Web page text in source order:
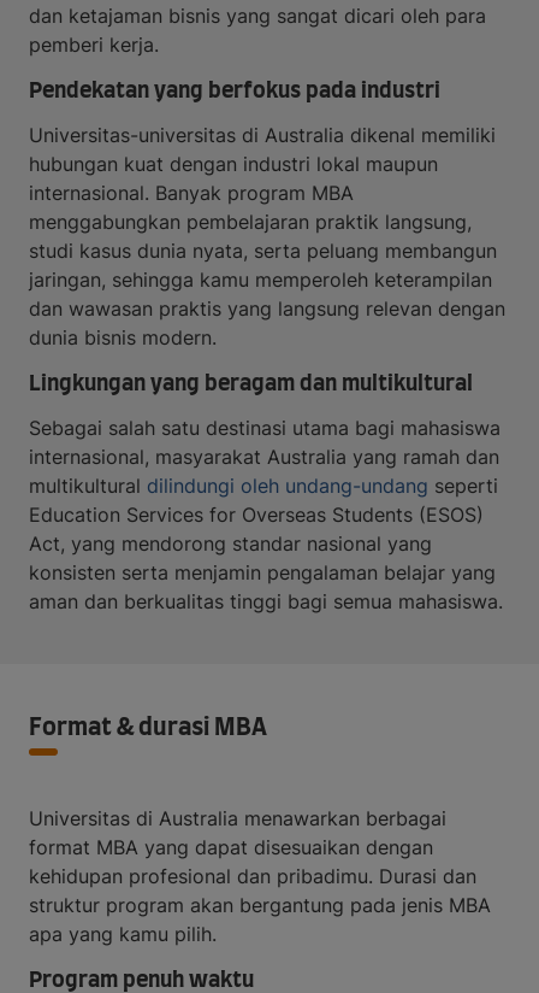
dan ketajaman bisnis yang sangat dicari oleh para
pemberi kerja.
Pendekatan yang berfokus pada industri
Universitas-universitas di Australia dikenal memiliki
hubungan kuat dengan industri lokal maupun
internasional. Banyak program MBA
menggabungkan pembelajaran praktik langsung,
studi kasus dunia nyata, serta peluang membangun
jaringan, sehingga kamu memperoleh keterampilan
dan wawasan praktis yang langsung relevan dengan
dunia bisnis modern.
Lingkungan yang beragam dan multikultural
Sebagai salah satu destinasi utama bagi mahasiswa
internasional, masyarakat Australia yang ramah dan
multikultural dilindungi oleh undang-undang seperti
Education Services for Overseas Students (ESOS)
Act, yang mendorong standar nasional yang
konsisten serta menjamin pengalaman belajar yang
aman dan berkualitas tinggi bagi semua mahasiswa.
Format & durasi MBA
Universitas di Australia menawarkan berbagai
format MBA yang dapat disesuaikan dengan
kehidupan profesional dan pribadimu. Durasi dan
struktur program akan bergantung pada jenis MBA
apa yang kamu pilih.
Program penuh waktu